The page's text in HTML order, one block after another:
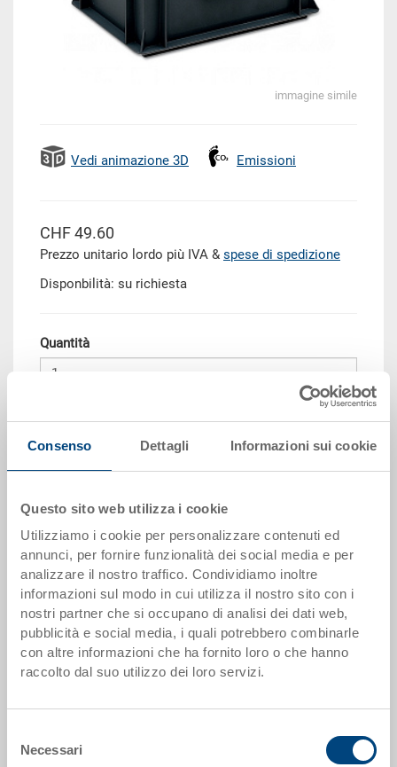
Consenso Dettagli Informazioni sui cookie
Questo sito web utilizza i cookie
Utilizziamo i cookie per personalizzare contenuti ed
annunci, per fornire funzionalità dei social media e per
analizzare il nostro traffico. Condividiamo inoltre
informazioni sul modo in cui utilizza il nostro sito con i
nostri partner che si occupano di analisi dei dati web,
pubblicità e social media, i quali potrebbero combinarle
con altre informazioni che ha fornito loro o che hanno
raccolto dal suo utilizzo dei loro servizi.
delNecessari
immagine simile
Vedi animazione 3D Emissioni
CHF 49.60
Prezzo unitario lordo più IVA & spese di spedizione
Disponbilità: su richiesta
Quantità
Aggiungere al carrello
Scaglioni per quantità Prezzo
da 10 pezzi
da 50 pezzi CHF 40.65
da 100 pezzi CHF 37.20
da 250 pezzi CHF 32.25
I scaglioni di quantità corrispondono alle unità di imballaggio.
35-212-7 EL